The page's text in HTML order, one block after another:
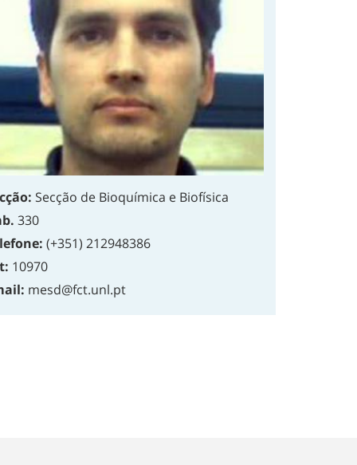
Secção de Bioquímica e Biofísica
330
(+351) 212948386
10970
mesd@fct.unl.pt